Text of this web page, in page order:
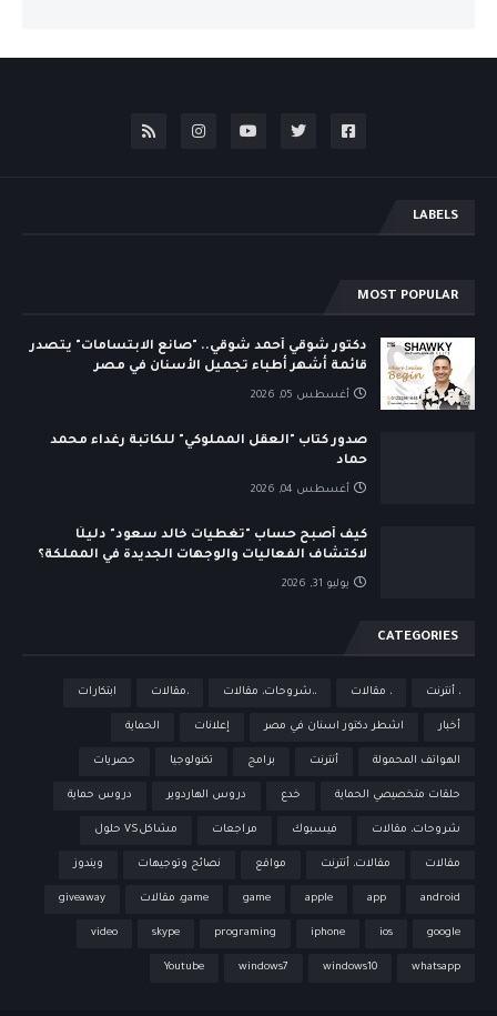
LABELS
MOST POPULAR
دكتور شوقي أحمد شوقي.. "صانع الابتسامات" يتصدر
قائمة أشهر أطباء تجميل الأسنان في مصر
أغسطس 05, 2026
صدور كتاب "العقل المملوكي" للكاتبة رغداء محمد
حماد
أغسطس 04, 2026
كيف أصبح حساب "تغطيات خالد سعود" دليلًا
لاكتشاف الفعاليات والوجهات الجديدة في المملكة؟
يوليو 31, 2026
CATEGORIES
، أنترنت ، مقالات ،،شروحات، مقالات ،مقالات ابتكارات
أخبار اشطر دكتور اسنان في مصر إعلانات الحماية
الهواتف المحمولة أنترنت برامج تكنولوجيا حصريات
حلقات متخصيصي الحماية خدع دروس الهاردوير دروس حماية
شروحات، مقالات فيسبوك مراجعات مشاكلVS حلول
مقالات مقالات، أنترنت مواقع نصائح وتوجيهات ويندوز
android
app
apple
game game، مقالات giveaway
google
ios
iphone
programing
skype
video
whatsapp
windows10
windows7
Youtube